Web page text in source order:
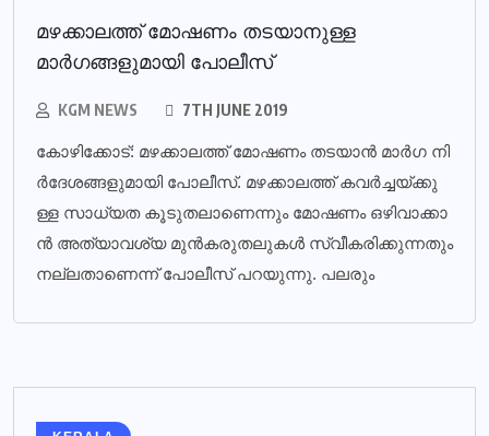
മഴക്കാലത്ത് മോഷണം തടയാനുള്ള
മാര്‍ഗങ്ങളുമായി പോലീസ്‌
KGM NEWS 7TH JUNE 2019
കോ​ഴി​ക്കോ​ട്: മ​ഴ​ക്കാ​ല​ത്ത് മോ​ഷ​ണം ത​ട​യാ​ന്‍ മാ​ര്‍​ഗ നി​
ര്‍​ദേ​ശ​ങ്ങ​ളു​മാ​യി​ പോ​ലീ​സ്. മ​ഴ​ക്കാ​ല​ത്ത് ക​വ​ര്‍​ച്ച​യ്ക്കു​
ള്ള സാ​ധ്യ​ത കൂ​ടു​ത​ലാ​ണെ​ന്നും മോ​ഷ​ണം ഒ​ഴി​വാ​ക്കാ​
ന്‍ അ​ത്യാ​വ​ശ്യ മു​ന്‍​ക​രു​ത​ലു​ക​ള്‍ സ്വീ​ക​രി​ക്കു​ന്ന​തും
ന​ല്ല​താ​ണെ​ന്ന് പോ​ലീ​സ് പ​റ​യു​ന്നു. പ​ല​രും